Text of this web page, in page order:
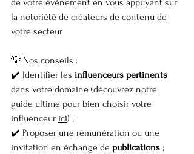
de votre événement en vous appuyant sur
la notoriété de créateurs de contenu de
votre secteur.
💡 Nos conseils :
✔️ Identifier les influenceurs pertinents
dans votre domaine (découvrez notre
guide ultime pour bien choisir votre
influenceur ici) ;
✔️ Proposer une rémunération ou une
invitation en échange de publications ;